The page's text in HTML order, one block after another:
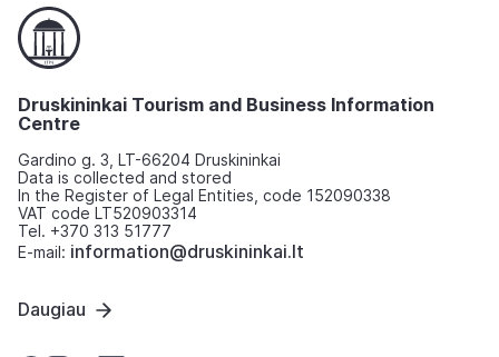
Druskininkai Tourism and Business Information
Centre
Gardino g. 3, LT-66204 Druskininkai
Data is collected and stored
In the Register of Legal Entities, code 152090338
VAT code LT520903314
Tel. +370 313 51777
E-mail: information@druskininkai.lt
Daugiau